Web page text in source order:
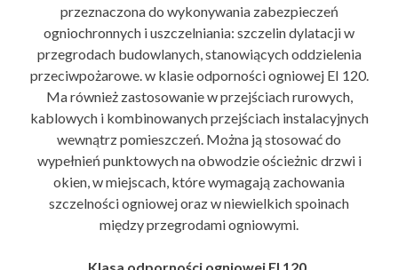
przeznaczona do wykonywania zabezpieczeń
ogniochronnych i uszczelniania: szczelin dylatacji w
przegrodach budowlanych, stanowiących oddzielenia
przeciwpożarowe. w klasie odporności ogniowej EI 120.
Ma również zastosowanie w przejściach rurowych,
kablowych i kombinowanych przejściach instalacyjnych
wewnątrz pomieszczeń. Można ją stosować do
wypełnień punktowych na obwodzie ościeżnic drzwi i
okien, w miejscach, które wymagają zachowania
szczelności ogniowej oraz w niewielkich spoinach
między przegrodami ogniowymi.